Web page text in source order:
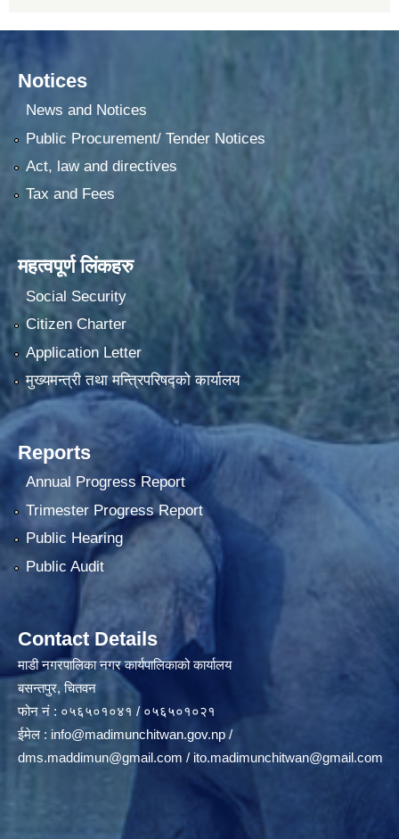
Notices
News and Notices
Public Procurement/ Tender Notices
Act, law and directives
Tax and Fees
महत्वपूर्ण लिंकहरु
Social Security
Citizen Charter
Application Letter
मुख्यमन्त्री तथा मन्त्रिपरिषद्को कार्यालय
Reports
Annual Progress Report
Trimester Progress Report
Public Hearing
Public Audit
Contact Details
माडी नगरपालिका नगर कार्यपालिकाको कार्यालय
बसन्तपुर, चितवन
फोन नं : ०५६५०१०४१ / ०५६५०१०२१
ईमेल : info@madimunchitwan.gov.np /
dms.maddimun@gmail.com / ito.madimunchitwan@gmail.com